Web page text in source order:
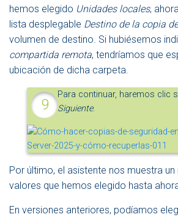
hemos elegido Unidades locales,
lista desplegable Destino de la copia
volumen de destino. Si hubiésemos
compartida remota, tendríamos que
ubicación de dicha carpeta.
Para continuar, haremos clic
Siguiente.
Por último, el asistente nos muestra
valores que hemos elegido hasta
En versiones anteriores, podíamos